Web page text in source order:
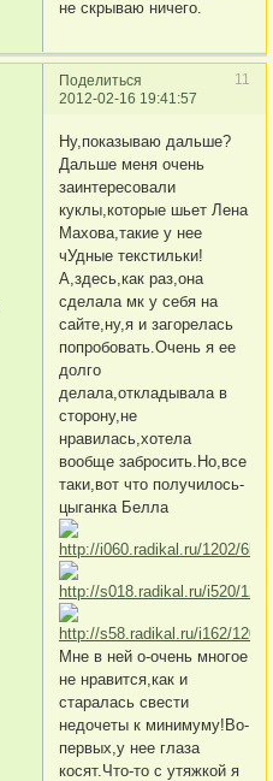
не скрываю ничего.
Поделиться
11
2012-02-16 19:41:57
Ну,показываю дальше?
Дальше меня очень
заинтересовали
куклы,которые шьет Лена
Махова,такие у нее
чУдные текстильки!
А,здесь,как раз,она
сделала мк у себя на
сайте,ну,я и загорелась
попробовать.Очень я ее
долго
делала,откладывала в
сторону,не
нравилась,хотела
вообще забросить.Но,все
таки,вот что получилось-
цыганка Белла
Мне в ней о-очень многое
не нравится,как и
старалась свести
недочеты к минимуму!Во-
первых,у нее глаза
косят.Что-то с утяжкой я